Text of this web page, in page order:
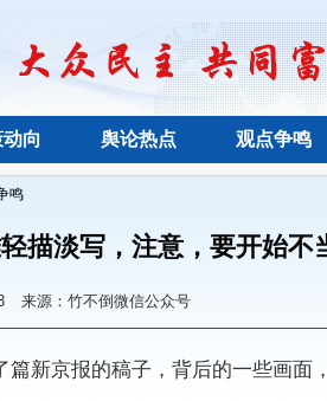
向 舆论热点 观点争鸣
鸣
描淡写，注意，要开始不
来源：竹不倒微信公众号
京报的稿子，背后的一些画面，